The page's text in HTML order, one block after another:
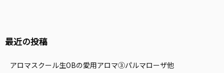
最近の投稿
アロマスクール生OBの愛用アロマ③パルマローザ他